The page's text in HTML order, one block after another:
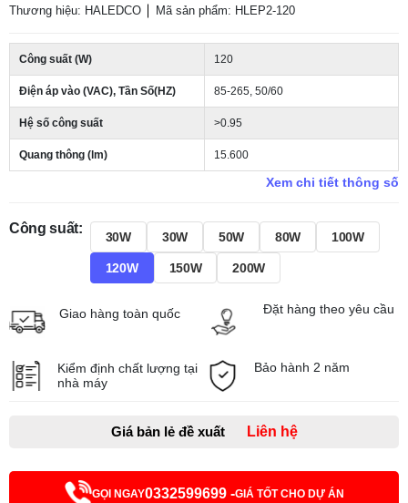
Thương hiệu: HALEDCO Mã sản phẩm: HLEP2-120
Công suất (W) 120
Điện áp vào (VAC), Tần Số(HZ) 85-265, 50/60
Hệ số công suất >0.95
Quang thông (lm) 15.600
Xem chi tiết thông số
Công suất:
30W 30W 50W 80W 100W
120W 150W 200W
Giao hàng toàn quốc Đặt hàng theo yêu cầu
Kiểm định chất lượng tại
nhà máy
Bảo hành 2 năm
Giá bản lẻ đề xuất Liên hệ
GỌI NGAY0332599699 -GIÁ TỐT CHO DỰ ÁN